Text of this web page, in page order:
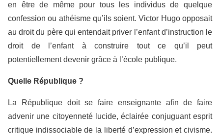
en être de même pour tous les individus de quelque
confession ou athéisme qu’ils soient. Victor Hugo opposait
au droit du père qui entendait priver l’enfant d’instruction le
droit de l’enfant à construire tout ce qu’il peut
potentiellement devenir grâce à l’école publique.
Quelle République ?
La République doit se faire enseignante afin de faire
advenir une citoyenneté lucide, éclairée conjuguant esprit
critique indissociable de la liberté d’expression et civisme.